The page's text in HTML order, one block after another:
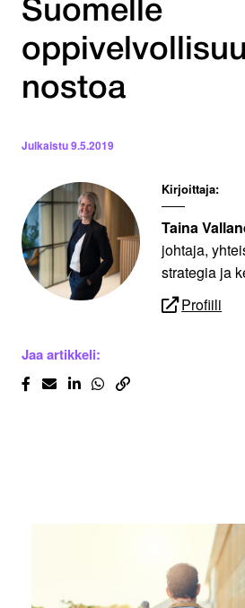
Suomelle
nostoa
Julkaistu9.5.2019
Kirjoittaja:
Taina
johtaja,
strategia ja
Profiili
Jaa artikkeli: